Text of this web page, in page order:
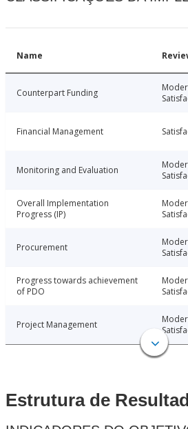
Name
Counterpart Funding
Financial Management
Monitoring and Evaluation
Overall Implementation
Progress (IP)
Procurement
Progress towards achievement
of PDO
Project Management
Estrutura de